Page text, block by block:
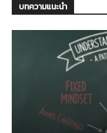
บทความแนะนำ